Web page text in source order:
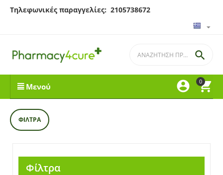
Τηλεφωνικές παραγγελίες: 2105738672
0



Μενού
ΦΊΛΤΡΑ
Φίλτρα